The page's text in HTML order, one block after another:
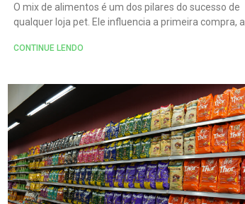
O mix de alimentos é um dos pilares do sucesso de
qualquer loja pet. Ele influencia a primeira compra, a
CONTINUE LENDO